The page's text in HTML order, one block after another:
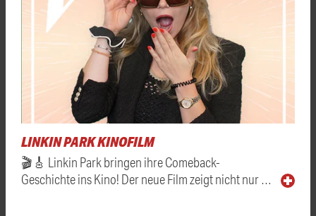
LINKIN PARK KINOFILM
🎬🎸 Linkin Park bringen ihre Comeback-
Geschichte ins Kino! Der neue Film zeigt nicht nur …